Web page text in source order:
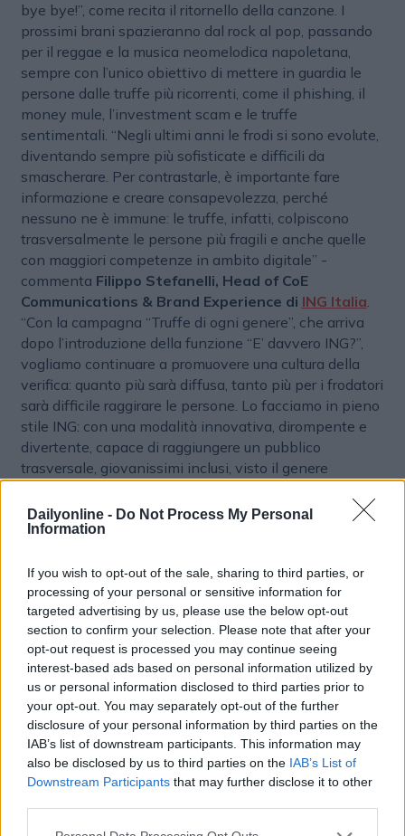
Dailyonline - Do Not Process My Personal
Information
If you wish to opt-out of the sale, sharing to third parties, or
processing of your personal or sensitive information for
targeted advertising by us, please use the below opt-out
section to confirm your selection. Please note that after your
opt-out request is processed you may continue seeing
interest-based ads based on personal information utilized by
us or personal information disclosed to third parties prior to
your opt-out. You may separately opt-out of the further
disclosure of your personal information by third parties on the
IAB’s list of downstream participants. This information may
also be disclosed by us to third parties on the IAB’s List of
Downstream Participants that may further disclose it to other
bye bye!”, come recita il ritornello della canzone. I
prossimi brani spazieranno dal rock al pop, passando
per il reggae e la musica neomelodica napoletana,
sempre con l’unico obiettivo di mettere in guardia le
persone dalle truffe più ricorrenti, come il phishing, il
money mule, l’investment scam e le truffe
sentimentali. “Negli ultimi anni le frodi si sono evolute,
diventando sempre più sofisticate e difficili da
smascherare. Per contrastarle, è importante fare
informazione e creare consapevolezza, perché
nessuno ne è immune: le truffe, infatti, colpiscono
trasversalmente le persone più fragili e anche quelle
con maggiori competenze in ambito digitale” -
commenta Filippo Stefanelli, Head of CoE
Communications & Brand Experience di ING Italia.
“Con la campagna “Truffe di ogni genere”, che arriva
dopo l’introduzione della funzione “E’ davvero ING?”,
vogliamo continuare a promuovere una cultura della
verifica: quanto più sarà diffusa, tanto più per i frodatori
sarà difficile raggirare le persone. Lo facciamo in pieno
stile ING: con una modalità innovativa, dirompente e
divertente, capace di raggiungere un pubblico
trasversale, giovanissimi inclusi, visto il genere
creatività della campagna è a cura diCaffeina,
pianificaDentsu
SOCIAL MEDIA
Altri articoli che potrebbero piacerti